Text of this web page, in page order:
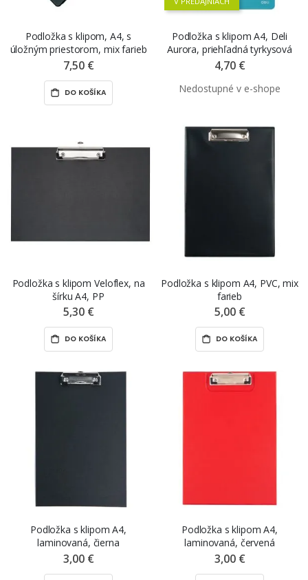
Podložka s klipom, A4, s
úložným priestorom, mix farieb
7,50 €
DO KOŠÍKA
Podložka s klipom A4, Deli
Aurora, priehľadná tyrkysová
4,70 €
Podložka s klipom Veloflex, na
šírku A4, PP
5,30 €
DO KOŠÍKA
Podložka s klipom A4, PVC, mix
farieb
5,00 €
DO KOŠÍKA
Podložka s klipom A4,
laminovaná, čierna
3,00 €
Podložka s klipom A4,
laminovaná, červená
3,00 €